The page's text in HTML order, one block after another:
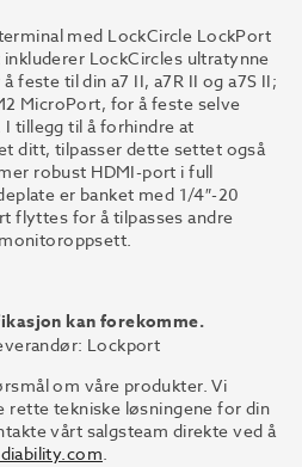
med LockCircle LockPort
LockCircles ultratynne
feste til din a7 II, a7R II og a7S II;
MicroPort, for å feste selve
tillegg til å forhindre at
ditt, tilpasser dette settet også
robust HDMI-port i full
er banket med 1/4″-20
flyttes for å tilpasses andre
kan forekomme.
Lockport
om våre produkter. Vi
rette tekniske løsningene for din
vårt salgsteam direkte ved å
.